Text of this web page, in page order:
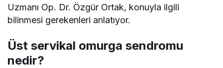
Uzmanı Op. Dr. Özgür Ortak, konuyla ilgili
bilinmesi gerekenleri anlatıyor.
Üst servikal omurga sendromu
nedir?